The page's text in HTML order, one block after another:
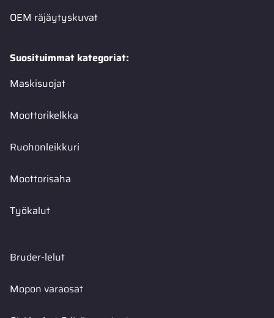
OEM räjäytyskuvat
Suosituimmat kategoriat:
Maskisuojat
Moottorikelkka
Ruohonleikkuri
Moottorisaha
Työkalut
Bruder-lelut
Mopon varaosat